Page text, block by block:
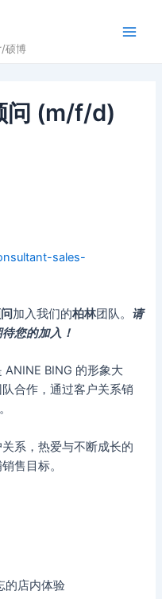
硕博
问 (m/f/d)
sales-
加入我们的柏林团队。 请
您的加入！
BING 的形象大
合作，通过客户关系销
系，热爱与不断成长的
售目标。
的店内体验